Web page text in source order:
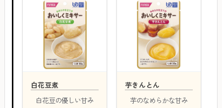
白花豆煮
白花豆の優しい甘み
芋きんとん
芋のなめらかな甘み